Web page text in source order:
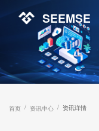
SEEMSE
首页 / 资讯中心 / 资讯详情